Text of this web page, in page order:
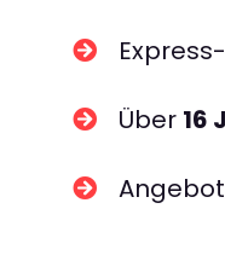
Über 16